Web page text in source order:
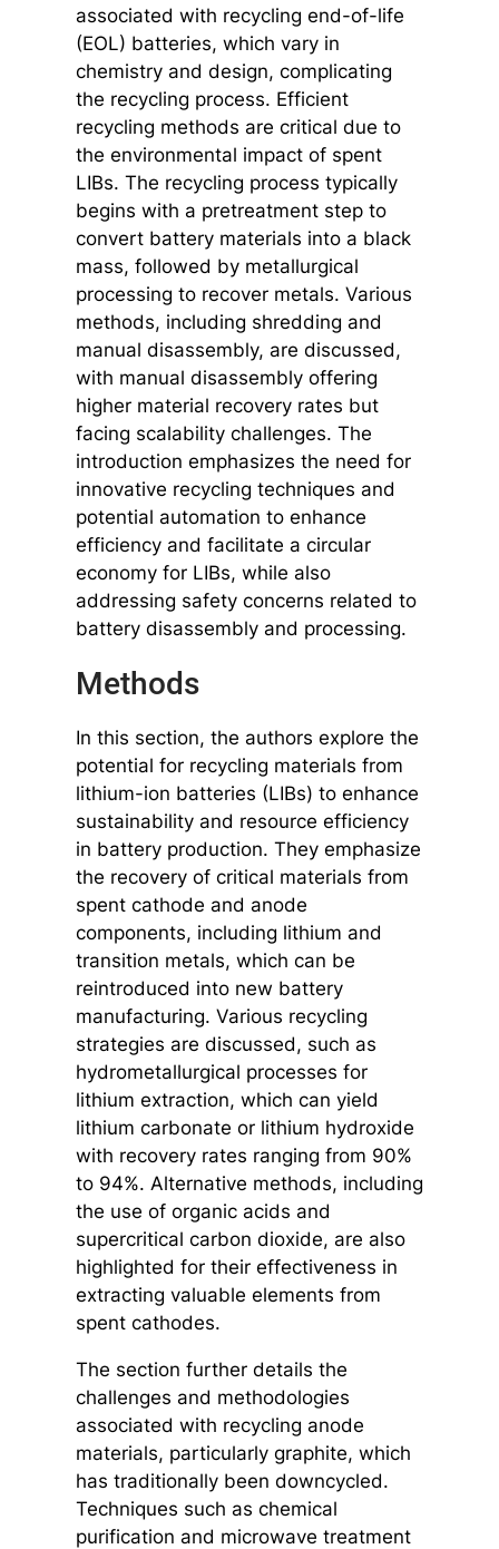
associated with recycling end-of-life
(EOL) batteries, which vary in
chemistry and design, complicating
the recycling process. Efficient
recycling methods are critical due to
the environmental impact of spent
LIBs. The recycling process typically
begins with a pretreatment step to
convert battery materials into a black
mass, followed by metallurgical
processing to recover metals. Various
methods, including shredding and
manual disassembly, are discussed,
with manual disassembly offering
higher material recovery rates but
facing scalability challenges. The
introduction emphasizes the need for
innovative recycling techniques and
potential automation to enhance
efficiency and facilitate a circular
economy for LIBs, while also
addressing safety concerns related to
battery disassembly and processing.
Methods
In this section, the authors explore the
potential for recycling materials from
lithium-ion batteries (LIBs) to enhance
sustainability and resource efficiency
in battery production. They emphasize
the recovery of critical materials from
spent cathode and anode
components, including lithium and
transition metals, which can be
reintroduced into new battery
manufacturing. Various recycling
strategies are discussed, such as
hydrometallurgical processes for
lithium extraction, which can yield
lithium carbonate or lithium hydroxide
with recovery rates ranging from 90%
to 94%. Alternative methods, including
the use of organic acids and
supercritical carbon dioxide, are also
highlighted for their effectiveness in
extracting valuable elements from
spent cathodes.
The section further details the
challenges and methodologies
associated with recycling anode
materials, particularly graphite, which
has traditionally been downcycled.
Techniques such as chemical
purification and microwave treatment